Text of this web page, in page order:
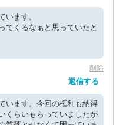
います。
てくるなぁと思っていたと
削除
返信する
います。今回の権利も納得
くらいもらっていましたが